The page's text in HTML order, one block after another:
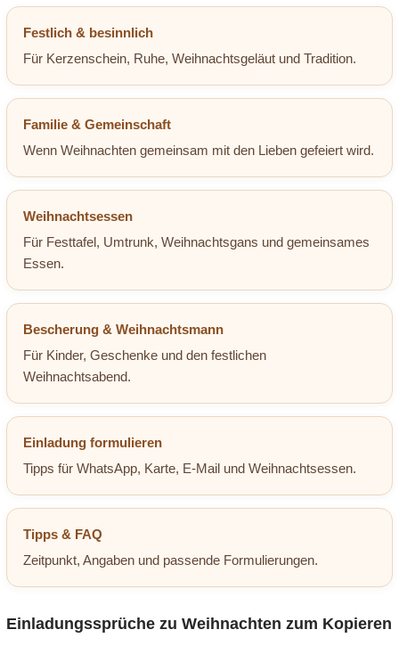
Festlich & besinnlich
Für Kerzenschein, Ruhe, Weihnachtsgeläut und Tradition.
Familie & Gemeinschaft
Wenn Weihnachten gemeinsam mit den Lieben gefeiert wird.
Weihnachtsessen
Für Festtafel, Umtrunk, Weihnachtsgans und gemeinsames
Essen.
Bescherung & Weihnachtsmann
Für Kinder, Geschenke und den festlichen
Weihnachtsabend.
Einladung formulieren
Tipps für WhatsApp, Karte, E-Mail und Weihnachtsessen.
Tipps & FAQ
Zeitpunkt, Angaben und passende Formulierungen.
Einladungssprüche zu Weihnachten zum Kopieren